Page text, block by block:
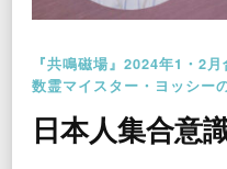
『共鳴磁場』2024年1・2
数霊マイスター・ヨッシー
日本人集合意